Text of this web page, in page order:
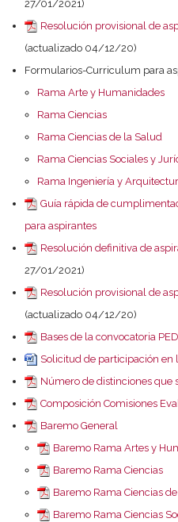
27/01/2021)
Resolución provisional de
(actualizado 04/12/20)
Formularios-Curriculum para
Rama Arte y Humanidades
Rama Ciencias
Rama Ciencias de la Salud
Rama Ciencias Sociales y
Rama Ingeniería y
Guía rápida de
para aspirantes
Resolución definitiva de
27/01/2021)
Resolución provisional de
(actualizado 04/12/20)
Bases de la convocatoria
Solicitud de participación en
Número de distinciones que
Composición Comisiones
Baremo General
Baremo Rama Artes y
Baremo Rama Ciencias
Baremo Rama Ciencias
Baremo Rama Ciencias